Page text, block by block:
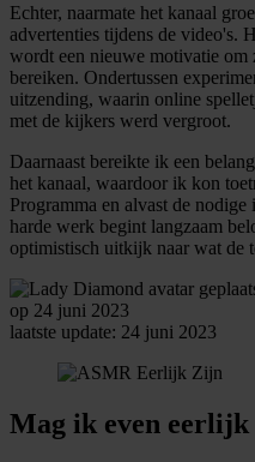
Echter, naarmate het kanaal
advertenties tijdens de video's.
wordt een nieuwe motivatie
bereiken. Ondertussen
uitzending, waarin online
met de kijkers werd vergroot.
Daarnaast bereikte ik een
het kanaal, waardoor ik kon
Programma en alvast de
harde werk begint langzaam
optimistisch uitkijk naar wat de
op 24 juni 2023
laatste update: 24 juni 2023
Mag ik even